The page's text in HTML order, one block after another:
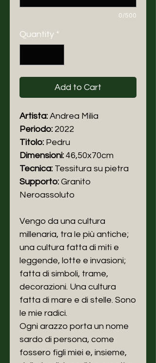
0/500
Quantity *
Add to Cart
Artista: Andrea Milia
Periodo: 2022
Titolo: Pedru
Dimensioni: 46,50x70cm
Tecnica: Tessitura su pietra
Supporto: Granito
Neroassoluto
Vengo da una cultura
millenaria, tra le più antiche;
una cultura fatta di miti e
leggende, lotte e invasioni;
fatta di simboli, trame,
decorazioni. Una cultura
fatta di mare e di stelle. Sono
le mie radici.
Ogni arazzo porta un nome
sardo di persona, come
fossero figli miei e, insieme,